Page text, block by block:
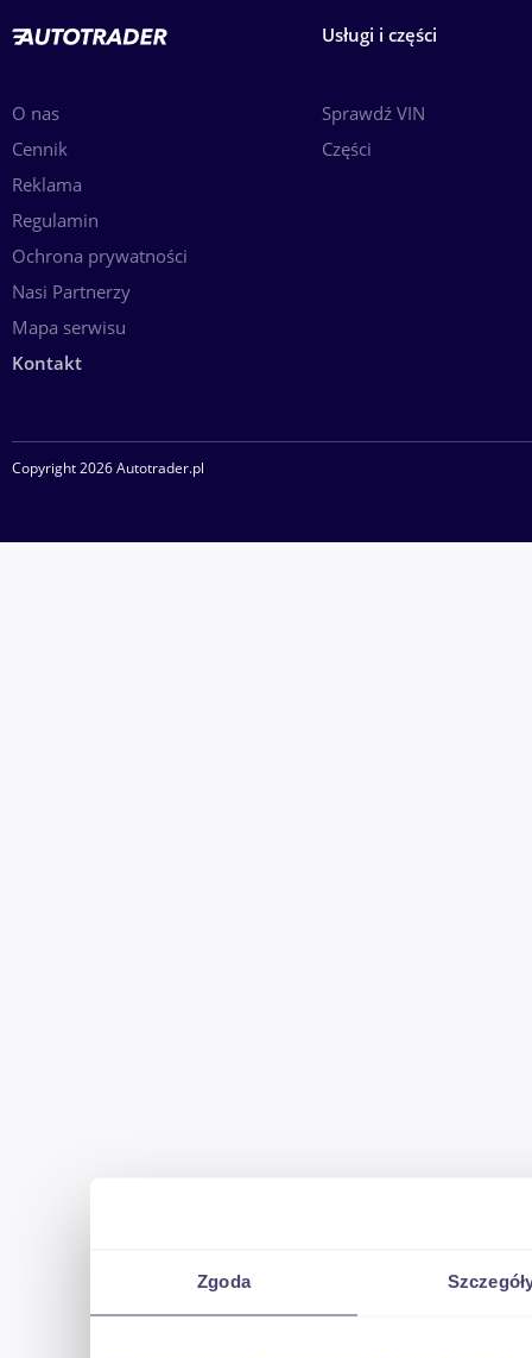
Zgoda
O nas
Cennik
Reklama
Regulamin
Ochrona prywatności
Nasi Partnerzy
Mapa serwisu
Kontakt
Usługi i części
Sprawdź VIN
Części
Copyright 2026 Autotrader.pl